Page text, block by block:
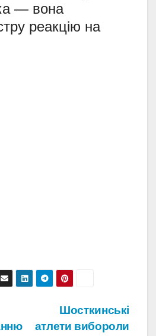
— вона
реакцію на
Шосткинські
атлети вибороли